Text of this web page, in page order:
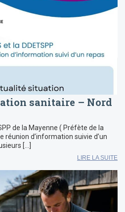
sanitaire – Nord
de la Mayenne ( Préfète de la
réunion d’information suivie d’un
[…]
LIRE LA SUITE